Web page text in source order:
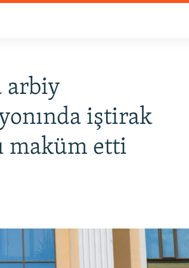
arbiy
iştirak
maküm etti